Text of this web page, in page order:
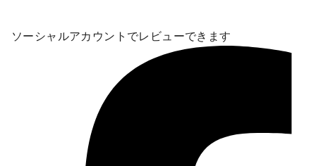
ソーシャルアカウントでレビューできます